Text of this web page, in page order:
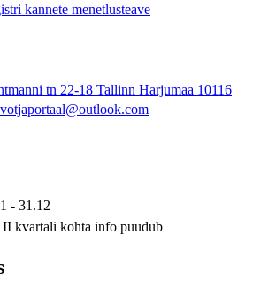
kannete menetlusteave
tn 22-18 Tallinn Harjumaa 10116
- 31.12
II kvartali kohta info puudub